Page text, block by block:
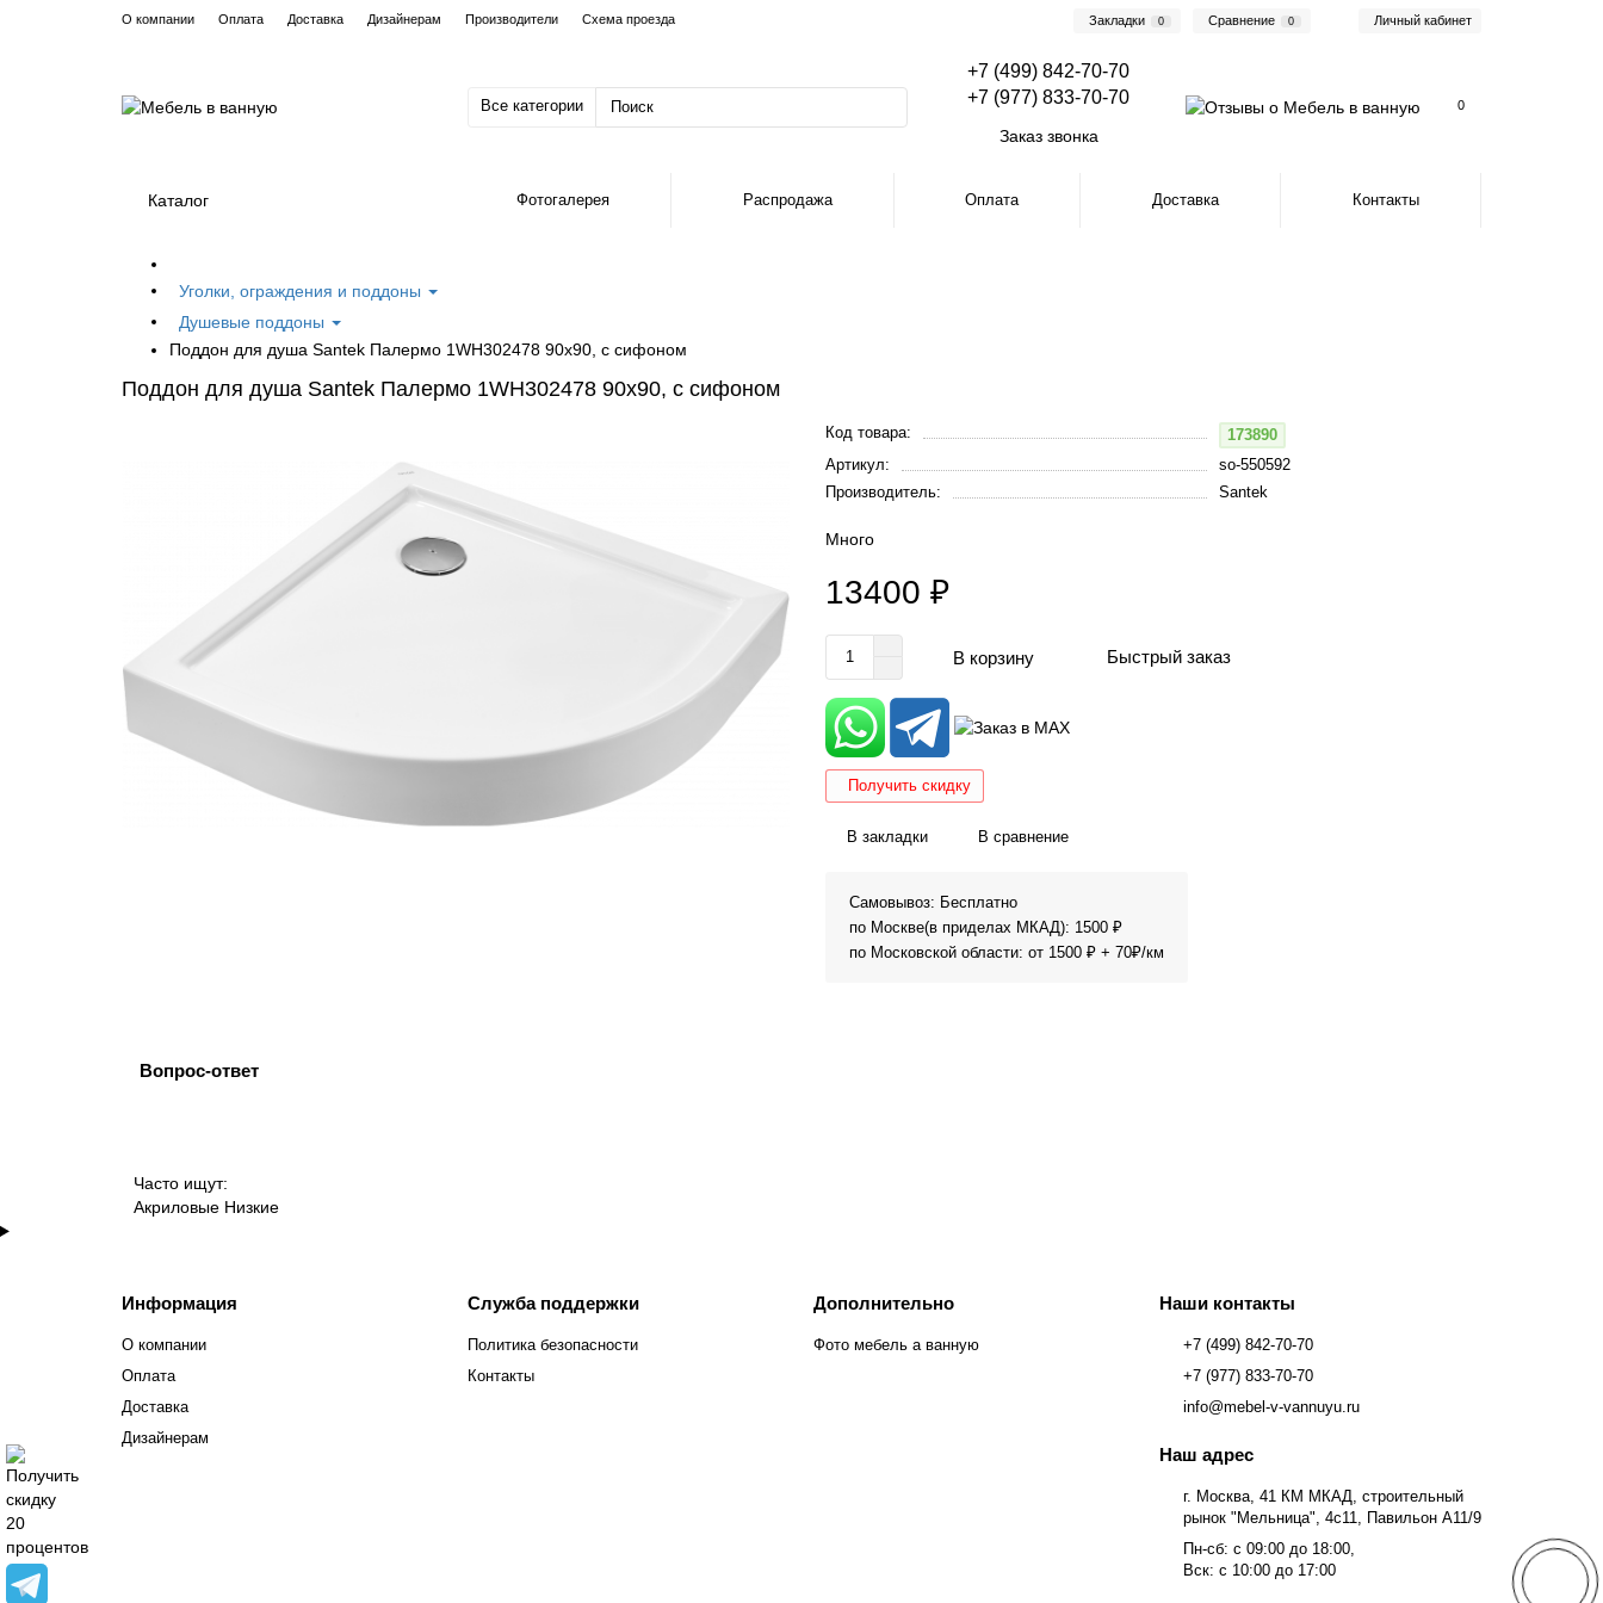
О компании Оплата Доставка Дизайнерам Производители Схема проезда Закладки 0 Сравнение 0 Личный кабинет
Все категории
+7 (499) 842-70-70
+7 (977) 833-70-70
Заказ звонка
0
Каталог Фотогалерея Распродажа Оплата Доставка Контакты
Уголки, ограждения и поддоны
Душевые поддоны
Поддон для душа Santek Палермо 1WH302478 90х90, с сифоном
Поддон для душа Santek Палермо 1WH302478 90х90, с сифоном
Код товара:
173890
Артикул:
so-550592
Производитель:
Santek
Много
13400 ₽
В корзину Быстрый заказ
Получить скидку
В закладки В сравнение
Самовывоз: Бесплатно
по Москве(в приделах МКАД): 1500 ₽
по Московской области: от 1500 ₽ + 70₽/км
Вопрос-ответ
Часто ищут:
Акриловые Низкие
Информация
О компании
Оплата
Доставка
Дизайнерам
Служба поддержки
Политика безопасности
Контакты
Дополнительно
Фото мебель а ванную
Наши контакты
+7 (499) 842-70-70
+7 (977) 833-70-70
info@mebel-v-vannuyu.ru
Наш адрес
г. Москва, 41 КМ МКАД, строительный
рынок "Мельница", 4с11, Павильон А11/9
Пн-сб: с 09:00 до 18:00,
Вск: с 10:00 до 17:00